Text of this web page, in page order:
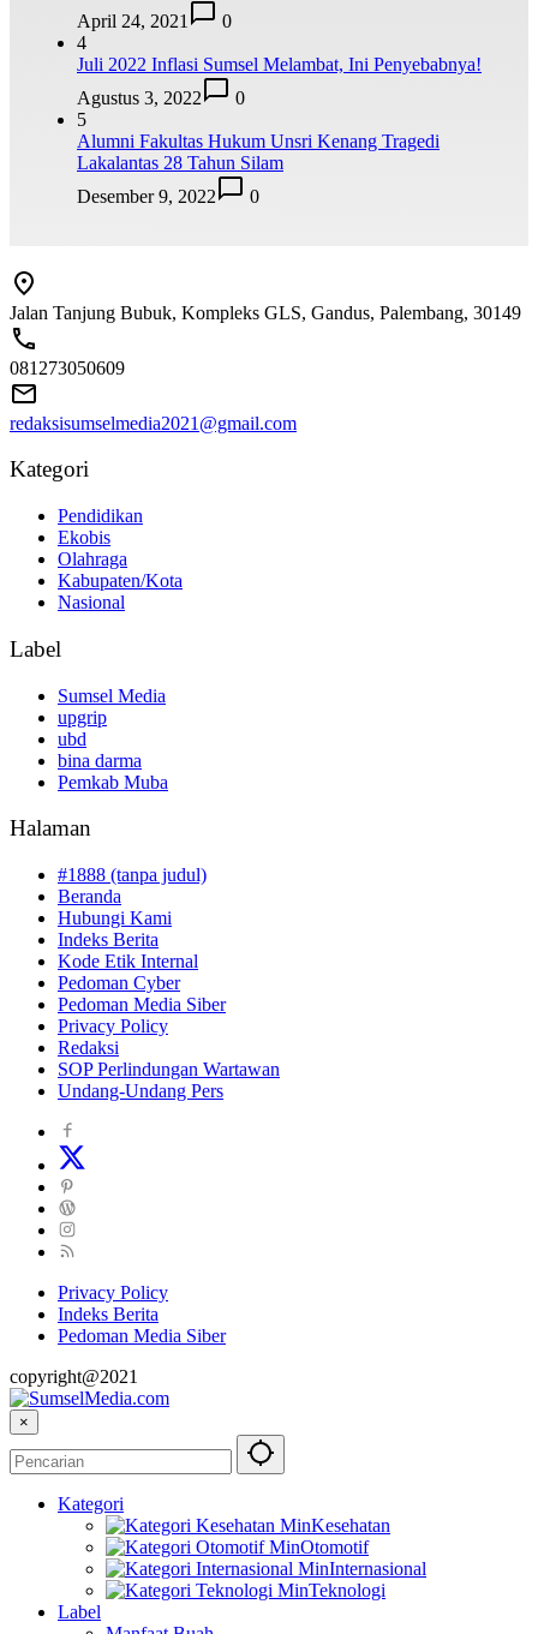
April 24, 2021
0
4
Juli 2022 Inflasi Sumsel Melambat, Ini Penyebabnya!
Agustus 3, 2022
0
5
Alumni Fakultas Hukum Unsri Kenang Tragedi
Lakalantas 28 Tahun Silam
Desember 9, 2022
0
Jalan Tanjung Bubuk, Kompleks GLS, Gandus, Palembang, 30149
081273050609
redaksisumselmedia2021@gmail.com
Kategori
Pendidikan
Ekobis
Olahraga
Kabupaten/Kota
Nasional
Label
Sumsel Media
upgrip
ubd
bina darma
Pemkab Muba
Halaman
#1888 (tanpa judul)
Beranda
Hubungi Kami
Indeks Berita
Kode Etik Internal
Pedoman Cyber
Pedoman Media Siber
Privacy Policy
Redaksi
SOP Perlindungan Wartawan
Undang-Undang Pers
Privacy Policy
Indeks Berita
Pedoman Media Siber
copyright@2021
×
Kategori
Kesehatan
Otomotif
Internasional
Teknologi
Label